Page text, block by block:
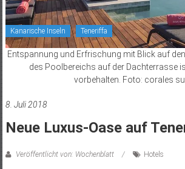
Kanarische Inseln Teneriffa
Entspannung und Erfrischung mit Blick auf
des Poolbereichs auf der Dachterrasse
vorbehalten. Foto: corales
8. Juli 2018
Neue Luxus-Oase auf
Veröffentlicht von: Wochenblatt Hotels